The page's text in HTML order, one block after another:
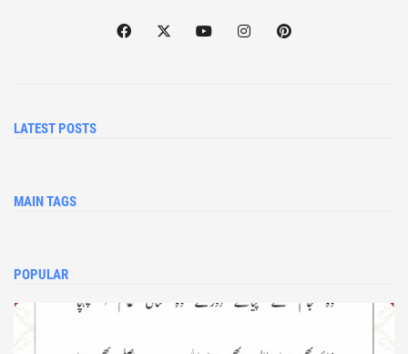
LATEST POSTS
MAIN TAGS
POPULAR